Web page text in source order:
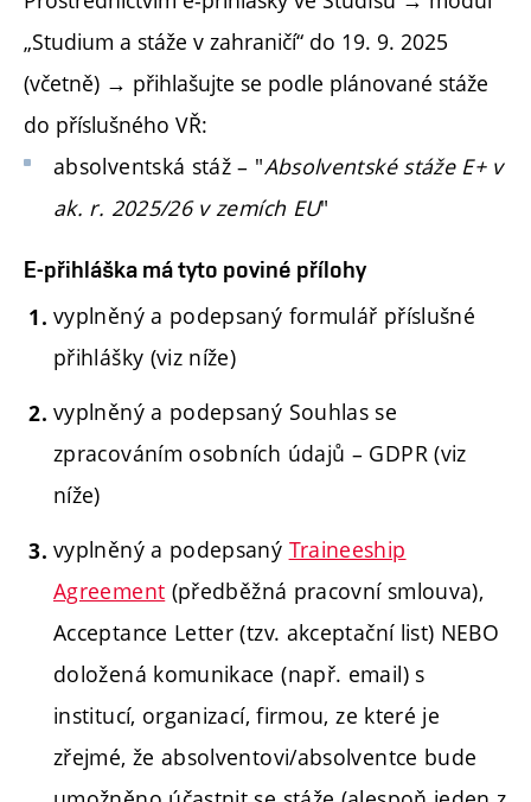
„Studium a stáže v zahraničí“ do 19. 9. 2025
(včetně) → přihlašujte se podle plánované stáže
do příslušného VŘ:
absolventská stáž – "Absolventské stáže E+ v
ak. r. 2025/26 v zemích EU"
E-přihláška má tyto poviné přílohy
vyplněný a podepsaný formulář příslušné
přihlášky (viz níže)
vyplněný a podepsaný Souhlas se
zpracováním osobních údajů – GDPR (viz
níže)
vyplněný a podepsaný Traineeship
Agreement (předběžná pracovní smlouva),
Acceptance Letter (tzv. akceptační list) NEBO
doložená komunikace (např. email) s
institucí, organizací, firmou, ze které je
zřejmé, že absolventovi/absolventce bude